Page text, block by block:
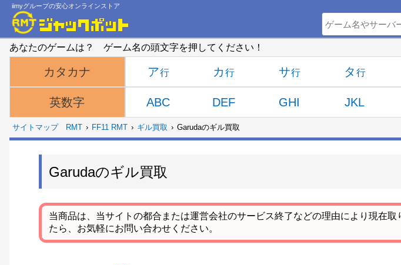
iimyグループの安心オンラインストア
あなたのゲームは？ ゲーム名の頭文字を押してください！
カタカナ
英数字
ア カ サ タ
ABC DEF GHI JKL
サイトマップ RMT FF11 RMT ギル買取 Garudaのギル買取
Garudaのギル買取
当商品は、当サイトの都合または運営会社のサービス終了などの理由により現在
たら、お気軽にお問い合わせください。